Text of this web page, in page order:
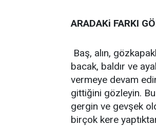
ARADAKi FARKI
Baş, alın,
bacak, baldır ve
vermeye devam
gittiğini gözleyin.
gergin ve gevşek
birçok kere